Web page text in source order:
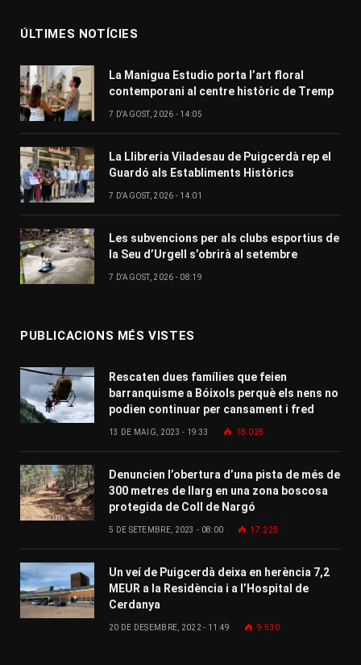
ÚLTIMES NOTÍCIES
La Manigua Estudio porta l’art floral
contemporani al centre històric de Tremp
7 D'AGOST, 2026 - 14:05
La Llibreria Viladesau de Puigcerdà rep el
Guardó als Establiments Històrics
7 D'AGOST, 2026 - 14:01
Les subvencions per als clubs esportius de
la Seu d’Urgell s’obrirà al setembre
7 D'AGOST, 2026 - 08:19
PUBLICACIONS MÉS VISTES
Rescaten dues famílies que feien
barranquisme a Bóixols perquè els nens no
podien continuar per cansament i fred
13 DE MAIG, 2023 - 19:33 18.028
Denuncien l’obertura d’una pista de més de
300 metres de llarg en una zona boscosa
protegida de Coll de Nargó
5 DE SETEMBRE, 2023 - 08:00 17.225
Un veí de Puigcerdà deixa en herència 7,2
MEUR a la Residència i a l’Hospital de
Cerdanya
20 DE DESEMBRE, 2022 - 11:49 9.530